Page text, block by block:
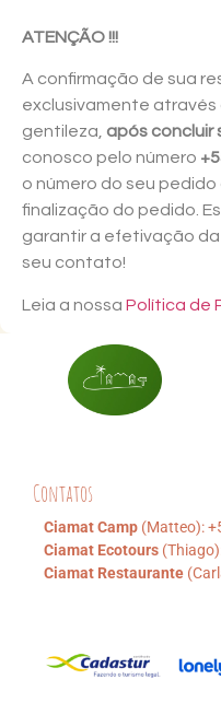
ATENÇÃO !!!
A confirmação de sua
exclusivamente através
gentileza, após concluir
conosco pelo número
o número do seu
finalização do pedido.
garantir a efetivação da
seu contato!
Leia a nossa Política de
Contatos
Ciamat Camp (Matteo):
Ciamat Ecotours
Ciamat Restaurante